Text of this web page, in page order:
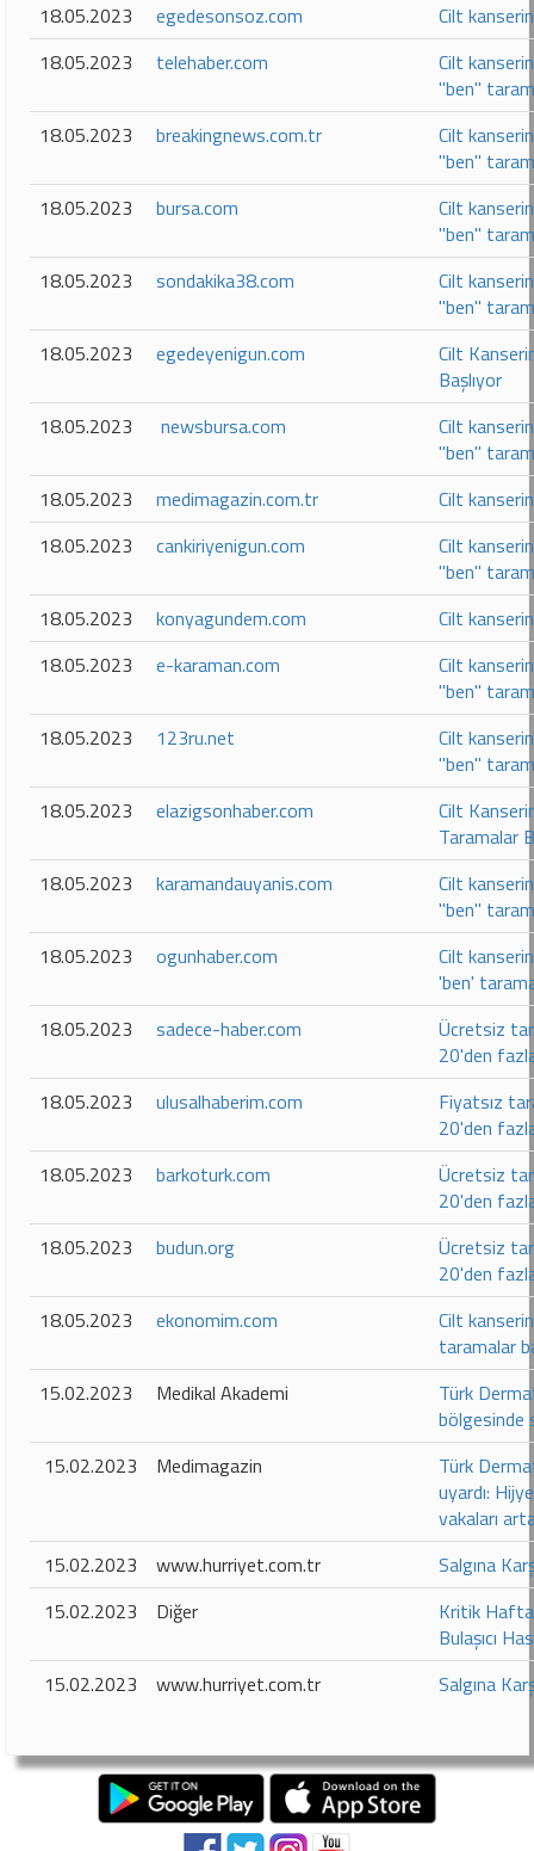
18.05.2023
egedesonsoz.com
Cilt
18.05.2023
telehaber.com
Cilt
"ben"
18.05.2023
breakingnews.com.tr
Cilt
"ben"
18.05.2023
bursa.com
Cilt
"ben"
18.05.2023
sondakika38.com
Cilt
"ben"
18.05.2023
egedeyenigun.com
Cilt
Başlıyor
18.05.2023
newsbursa.com
Cilt
"ben"
18.05.2023
medimagazin.com.tr
Cilt
18.05.2023
cankiriyenigun.com
Cilt
"ben"
18.05.2023
konyagundem.com
Cilt
18.05.2023
e-karaman.com
Cilt
"ben"
18.05.2023
123ru.net
Cilt
"ben"
18.05.2023
elazigsonhaber.com
Cilt
Taramalar
18.05.2023
karamandauyanis.com
Cilt
"ben"
18.05.2023
ogunhaber.com
Cilt
'ben'
18.05.2023
sadece-haber.com
Ücretsiz
20'den
18.05.2023
ulusalhaberim.com
Fiyatsız
20'den
18.05.2023
barkoturk.com
Ücretsiz
20'den
18.05.2023
budun.org
Ücretsiz
20'den
18.05.2023
ekonomim.com
Cilt
taramalar
15.02.2023
Medikal Akademi
Türk
bölgesinde
15.02.2023
Medimagazin
Türk
uyardı:
vakaları
15.02.2023
www.hurriyet.com.tr
Salgına
15.02.2023
Diğer
Kritik
Bulaşıcı
15.02.2023
www.hurriyet.com.tr Salgına